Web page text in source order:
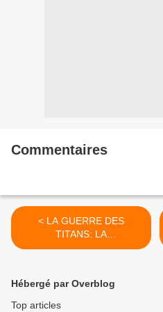
Commentaires
< LA GUERRE DES
TITANS: LA
PROVOCATION A ENGON
Hébergé par Overblog
Top articles